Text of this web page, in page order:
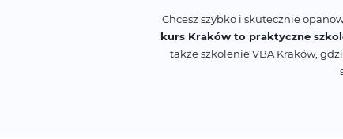
Chcesz szybko i skutecznie
kurs Kraków to praktyczne
także szkolenie VBA Kraków,